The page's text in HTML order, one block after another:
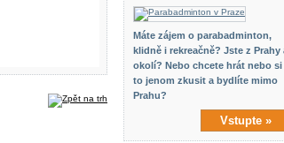
Máte zájem o parabadminton,
klidně i rekreačně? Jste z Prahy
okolí? Nebo chcete hrát nebo si
to jenom zkusit a bydlíte mimo
Prahu?
Vstupte »